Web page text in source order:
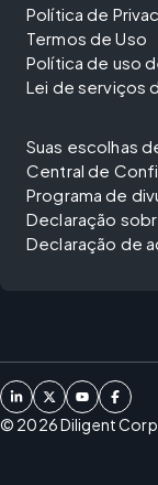
Política de
Termos de Uso
Política de uso
Lei de serviços
Suas escolhas
Central de
Programa de
Declaração
Declaração de
© 2026Diligent